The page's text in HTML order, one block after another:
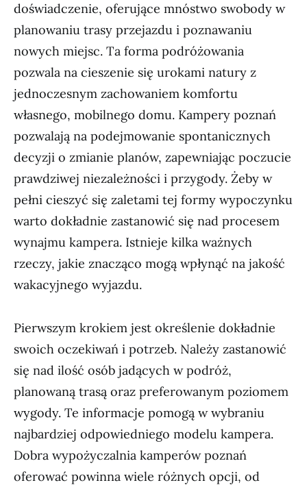
doświadczenie, oferujące mnóstwo swobody w
planowaniu trasy przejazdu i poznawaniu
nowych miejsc. Ta forma podróżowania
pozwala na cieszenie się urokami natury z
jednoczesnym zachowaniem komfortu
własnego, mobilnego domu. Kampery poznań
pozwalają na podejmowanie spontanicznych
decyzji o zmianie planów, zapewniając poczucie
prawdziwej niezależności i przygody. Żeby w
pełni cieszyć się zaletami tej formy wypoczynku
warto dokładnie zastanowić się nad procesem
wynajmu kampera. Istnieje kilka ważnych
rzeczy, jakie znacząco mogą wpłynąć na jakość
wakacyjnego wyjazdu.
Pierwszym krokiem jest określenie dokładnie
swoich oczekiwań i potrzeb. Należy zastanowić
się nad ilość osób jadących w podróż,
planowaną trasą oraz preferowanym poziomem
wygody. Te informacje pomogą w wybraniu
najbardziej odpowiedniego modelu kampera.
Dobra wypożyczalnia kamperów poznań
oferować powinna wiele różnych opcji, od